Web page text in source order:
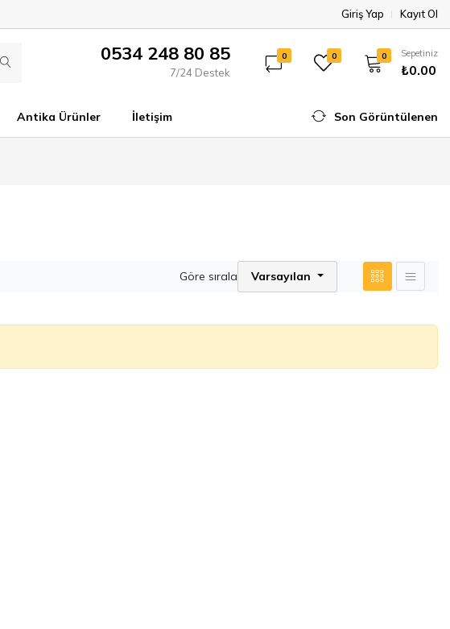
Giriş Yap Kayıt Ol
0534 248 80 85
7/24 Destek
0 0 0 Sepetiniz
₺0.00
Antika Ürünler İletişim Son Görüntülenen
Göre sırala Varsayılan